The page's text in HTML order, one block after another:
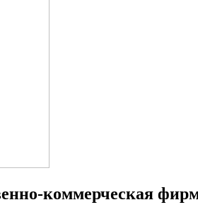
коммерческая